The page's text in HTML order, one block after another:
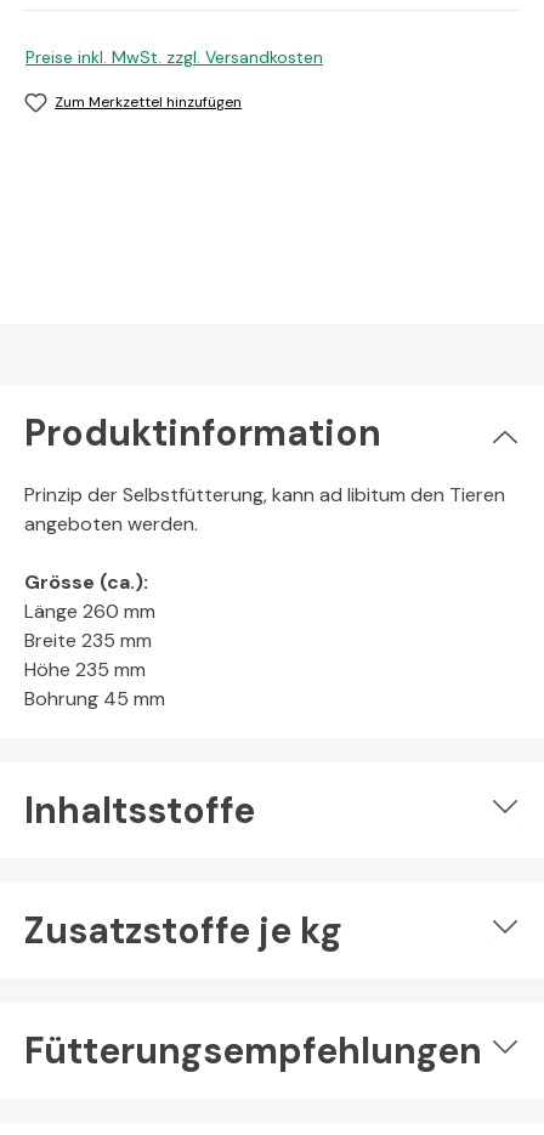
Preise inkl. MwSt. zzgl. Versandkosten
Zum Merkzettel hinzufügen
Produktinformation
Prinzip der Selbstfütterung, kann ad libitum den Tieren
angeboten werden.
Grösse (ca.):
Länge 260 mm
Breite 235 mm
Höhe 235 mm
Bohrung 45 mm
Inhaltsstoffe
Zusatzstoffe je kg
Fütterungsempfehlungen